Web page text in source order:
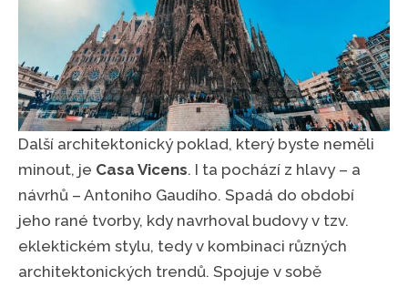
Další architektonický poklad, který byste neměli
minout, je Casa Vicens. I ta pochází z hlavy – a
návrhů – Antoniho Gaudího. Spadá do období
jeho rané tvorby, kdy navrhoval budovy v tzv.
eklektickém stylu, tedy v kombinaci různých
architektonických trendů. Spojuje v sobě